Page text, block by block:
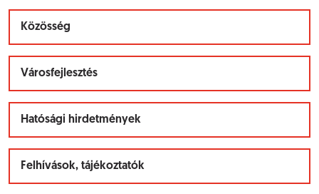
Közösség
Városfejlesztés
Hatósági hirdetmények
Felhívások, tájékoztatók